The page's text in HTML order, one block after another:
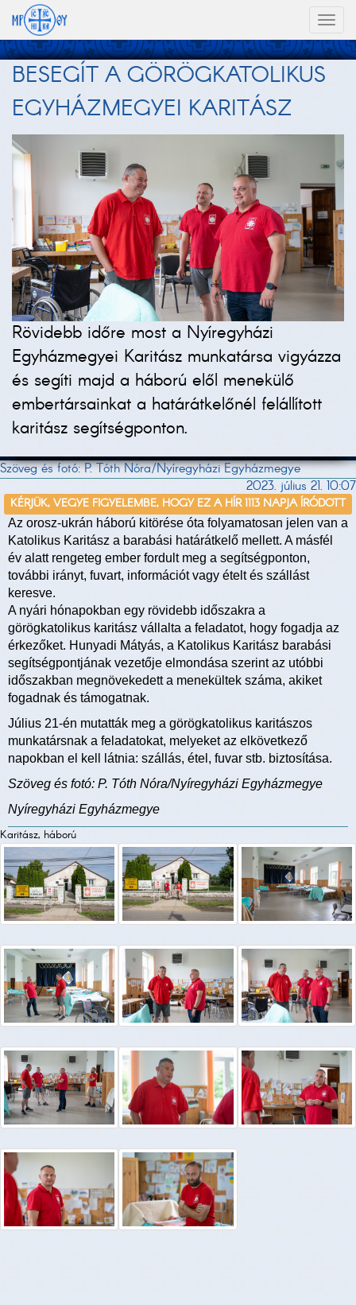
BESEGÍT A GÖRÖGKATOLIKUS
EGYHÁZMEGYEI KARITÁSZ
Rövidebb időre most a Nyíregyházi
Egyházmegyei Karitász munkatársa vigyázza
és segíti majd a háború elől menekülő
embertársainkat a határátkelőnél felállított
karitász segítségponton.
Szöveg és fotó: P. Tóth Nóra/Nyíregyházi Egyházmegye
2023. július 21. 10:07
KÉRJÜK, VEGYE FIGYELEMBE, HOGY EZ A HÍR 1113 NAPJA ÍRÓDOTT
Az orosz-ukrán háború kitörése óta folyamatosan jelen van a
Katolikus Karitász a barabási határátkelő mellett. A másfél
év alatt rengeteg ember fordult meg a segítségponton,
további irányt, fuvart, információt vagy ételt és szállást
keresve.
A nyári hónapokban egy rövidebb időszakra a
görögkatolikus karitász vállalta a feladatot, hogy fogadja az
érkezőket. Hunyadi Mátyás, a Katolikus Karitász barabási
segítségpontjának vezetője elmondása szerint az utóbbi
időszakban megnövekedett a menekültek száma, akiket
fogadnak és támogatnak.
Július 21-én mutatták meg a görögkatolikus karitászos
munkatársnak a feladatokat, melyeket az elkövetkező
napokban el kell látnia: szállás, étel, fuvar stb. biztosítása.
Szöveg és fotó: P. Tóth Nóra/Nyíregyházi Egyházmegye
Nyíregyházi Egyházmegye
Karitász, háború